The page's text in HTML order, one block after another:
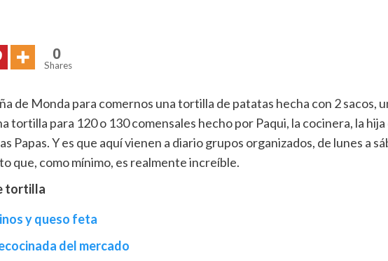
0
Shares
de Monda para comernos una tortilla de patatas hecha con 2 sacos,
tortilla para 120 o 130 comensales hecho por Paqui, la cocinera, la hija
Papas. Y es que aquí vienen a diario grupos organizados, de lunes a
que, como mínimo, es realmente increíble.
tortilla
y queso feta
del mercado